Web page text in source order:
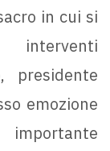
in cui si
interventi
presidente
emozione